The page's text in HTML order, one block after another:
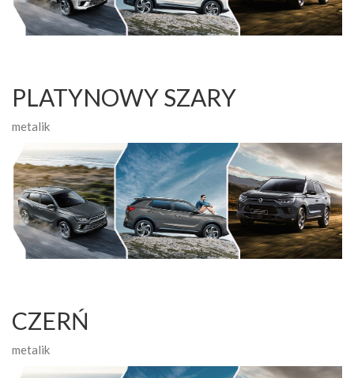
PLATYNOWY SZARY
metalik
CZERŃ
metalik